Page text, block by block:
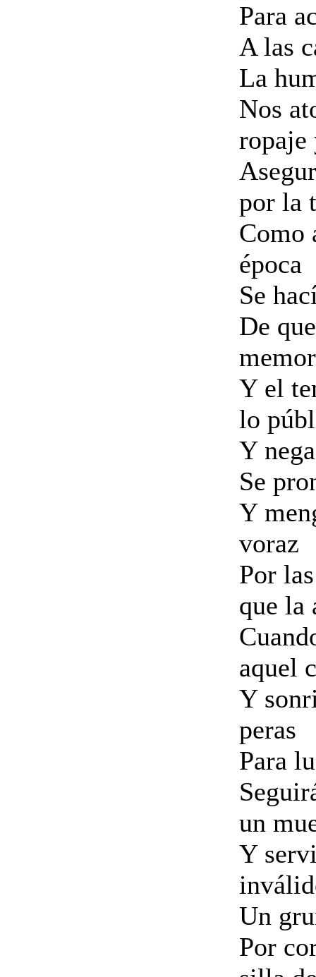
Para
A las
La
Nos
ropaje
por la
Como
época
Se
De
Y el
lo
Y
Se
Y
voraz
Por
que la
aquel
Y
peras
Para
un
Y
Un
Por